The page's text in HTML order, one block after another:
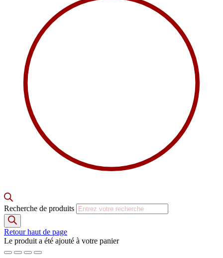
Recherche de produits
Retour haut de page
Le produit a été ajouté à votre panier